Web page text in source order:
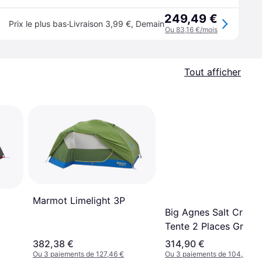
Prix le plus bas·Livraison 3,99 €, Demain249,49 €
Ou 83,16 €/mois
Tout afficher
Marmot Limelight 3P
382,38 €
Ou 3 paiements de 127,46 €
Big Agnes Salt Creek
Tente 2 Places Gris
314,90 €
Ou 3 paiements de 104,96 €